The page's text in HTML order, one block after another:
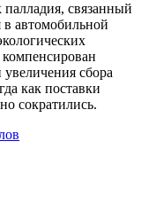
палладия, связанный
автомобильной
увеличения сбора
как поставки
сократились.